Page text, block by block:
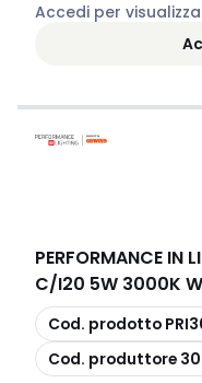
Accedi per
PERFORMANCE IN
C/I20 5W 3000K
copia
Cod. prodotto
copia
Cod. produttore